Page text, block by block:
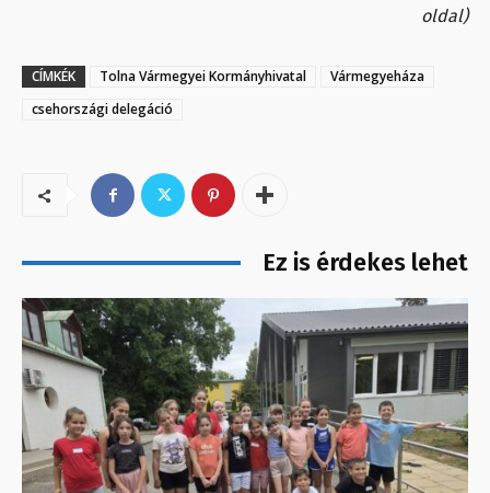
oldal)
CÍMKÉK Tolna Vármegyei Kormányhivatal
Vármegyeháza
csehországi delegáció
Ez is érdekes lehet